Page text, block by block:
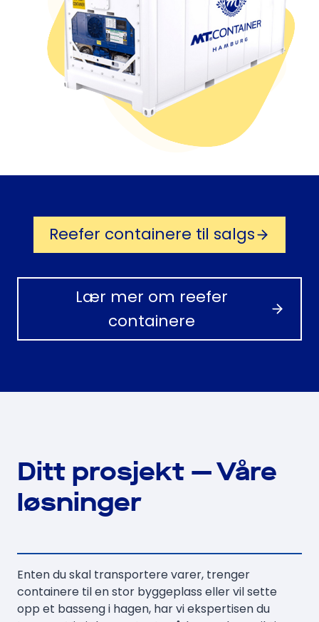
Reefer containere til salgs
Lær mer om reefer
containere
Ditt prosjekt — Våre
løsninger
Enten du skal transportere varer, trenger
containere til en stor byggeplass eller vil sette
opp et basseng i hagen, har vi ekspertisen du